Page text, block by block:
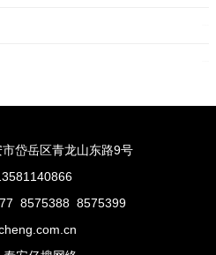
岱岳区青龙山东路9号
8575388 8575399